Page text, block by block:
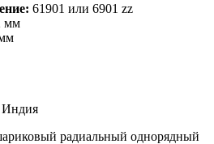
61901 или 6901 zz
мм
Индия
радиальный однорядный